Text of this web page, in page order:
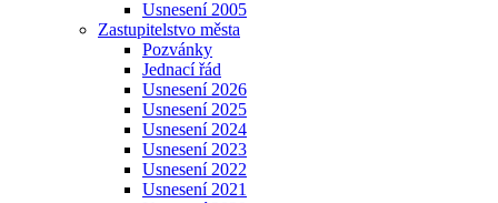
Usnesení 2005
Zastupitelstvo města
Pozvánky
Jednací řád
Usnesení 2026
Usnesení 2025
Usnesení 2024
Usnesení 2023
Usnesení 2022
Usnesení 2021